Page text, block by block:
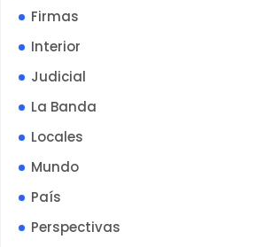
Firmas
Interior
Judicial
La Banda
Locales
Mundo
País
Perspectivas